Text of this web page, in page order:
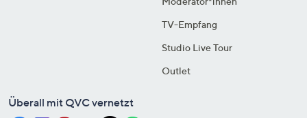
TV-Empfang
Studio Live Tour
Outlet
Überall mit QVC vernetzt